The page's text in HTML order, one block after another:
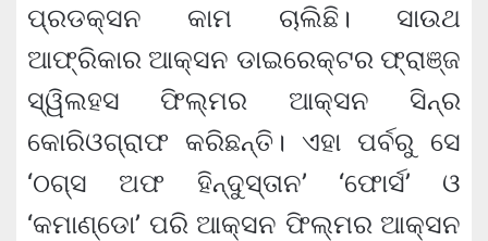
ପ୍ରଡକ୍ସନ କାମ ଚାଲିଛି। ସାଉଥ
ଆଫ୍ରିକାର ଆକ୍ସନ ଡାଇରେକ୍ଟର ଫ୍ରାଞ୍ଜ
ସ୍ୱିଲହସ ଫିଲ୍ମର ଆକ୍ସନ ସିନ୍‌ର
କୋରିଓଗ୍ରାଫ କରିଛନ୍ତି। ଏହା ପର୍ବରୁ ସେ
‘ଠଗ୍ସ ଅଫ ହିନ୍ଦୁସ୍ତାନ’ ‘ଫୋର୍ସ’ ଓ
‘କମାଣ୍ଡୋ’ ପରି ଆକ୍ସନ ଫିଲ୍ମର ଆକ୍ସନ